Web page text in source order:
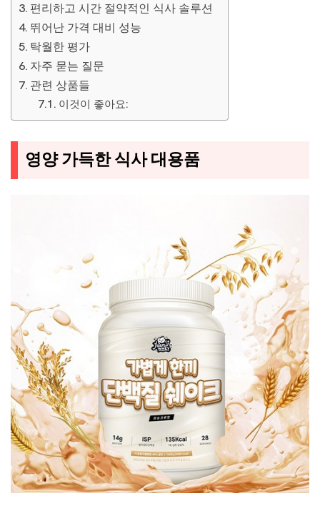
편리하고 시간 절약적인 식사 솔루션
뛰어난 가격 대비 성능
탁월한 평가
자주 묻는 질문
관련 상품들
이것이 좋아요:
영양 가득한 식사 대용품